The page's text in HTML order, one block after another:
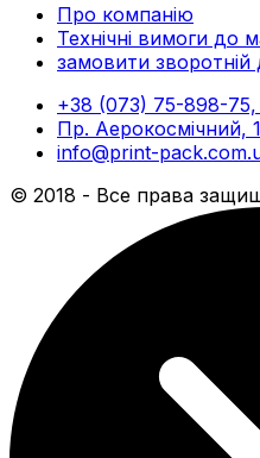
Про компанію
Технічні вимоги до
замовити зворотній
+38 (073) 75-898-
Пр. Аерокосмічний,
info@print-
© 2018 - Все права